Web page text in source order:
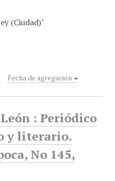
(Ciudad)"
Fecha de agregación
: Periódico
y literario.
No 145,